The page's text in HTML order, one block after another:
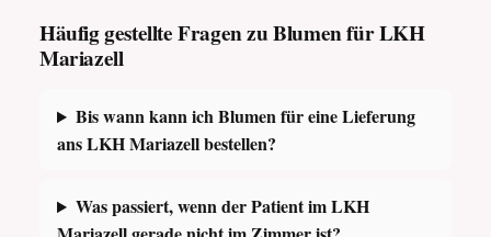
Häufig gestellte Fragen zu Blumen für LKH
Mariazell
Bis wann kann ich Blumen für eine Lieferung
ans LKH Mariazell bestellen?
Was passiert, wenn der Patient im LKH